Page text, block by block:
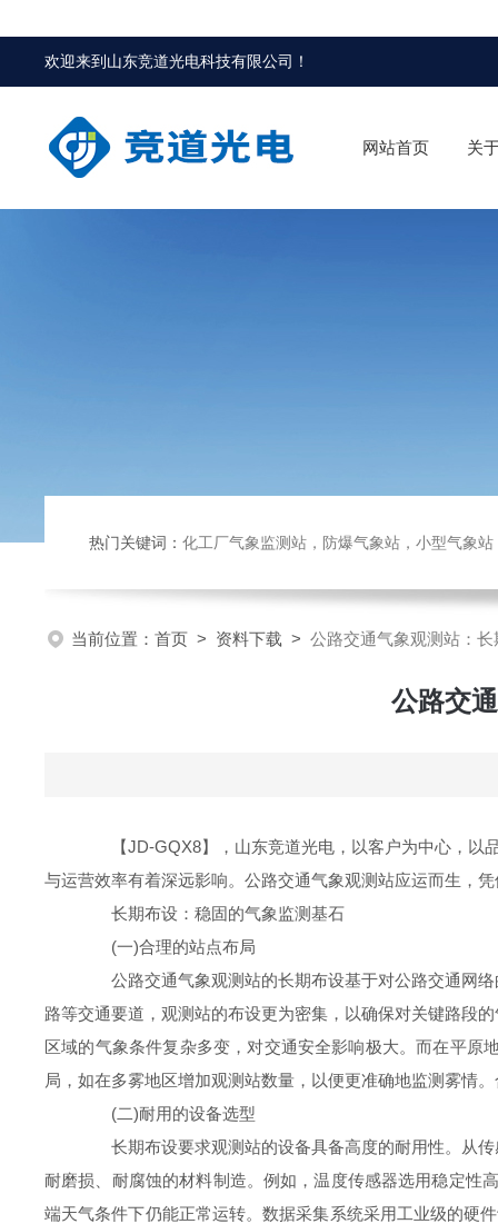
欢迎来到 山东竞道光电科技有限公司 ！
网站首页 关
热门关键词： 化工厂气象监测站，防爆气象站，小型气象站，化
当前位置： 首页 > 资料下载 > 公路交通气象观测站：
公路交
【JD-GQX8】，山东竞道光电，以客户为中心，以品
与运营效率有着深远影响。公路交通气象观测站应运而生，
长期布设：稳固的气象监测基石
(一)合理的站点布局
公路交通气象观测站的长期布设基于对公路交通网络
路等交通要道，观测站的布设更为密集，以确保对关键路段
区域的气象条件复杂多变，对交通安全影响极大。而在平原
局，如在多雾地区增加观测站数量，以便更准确地监测雾情
(二)耐用的设备选型
长期布设要求观测站的设备具备高度的耐用性。从传
耐磨损、耐腐蚀的材料制造。例如，温度传感器选用稳定性
端天气条件下仍能正常运转。数据采集系统采用工业级的硬